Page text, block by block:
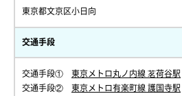
東京都文京区小日向
交通手段
交通手段① 東京メトロ丸ノ内線 茗荷谷駅
交通手段② 東京メトロ有楽町線 護国寺駅